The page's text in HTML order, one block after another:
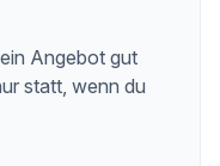
Angebot gut
statt, wenn du